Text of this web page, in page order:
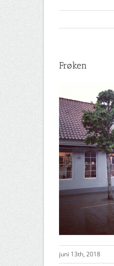
Frøken
juni 13th, 2018